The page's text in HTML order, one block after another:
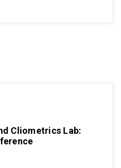
Cliometrics Lab: